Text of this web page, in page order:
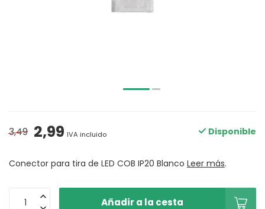
3,49 2,99 IVA incluido Disponible
Conector para tira de LED COB IP20 Blanco Leer más.
Añadir a la cesta